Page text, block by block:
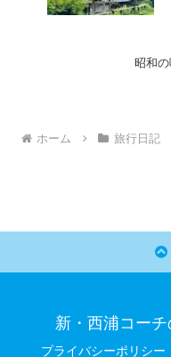
昭和の
ホーム 旅行日記
新・西浦コー
プライバシーポリシー